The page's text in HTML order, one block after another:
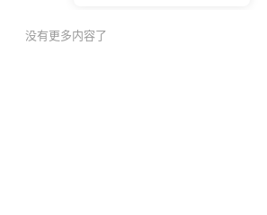
没有更多内容了